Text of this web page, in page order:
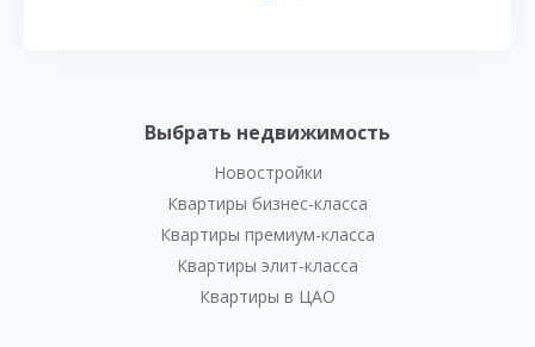
Выбрать недвижимость
Новостройки
Квартиры бизнес-класса
Квартиры премиум-класса
Квартиры элит-класса
Квартиры в ЦАО